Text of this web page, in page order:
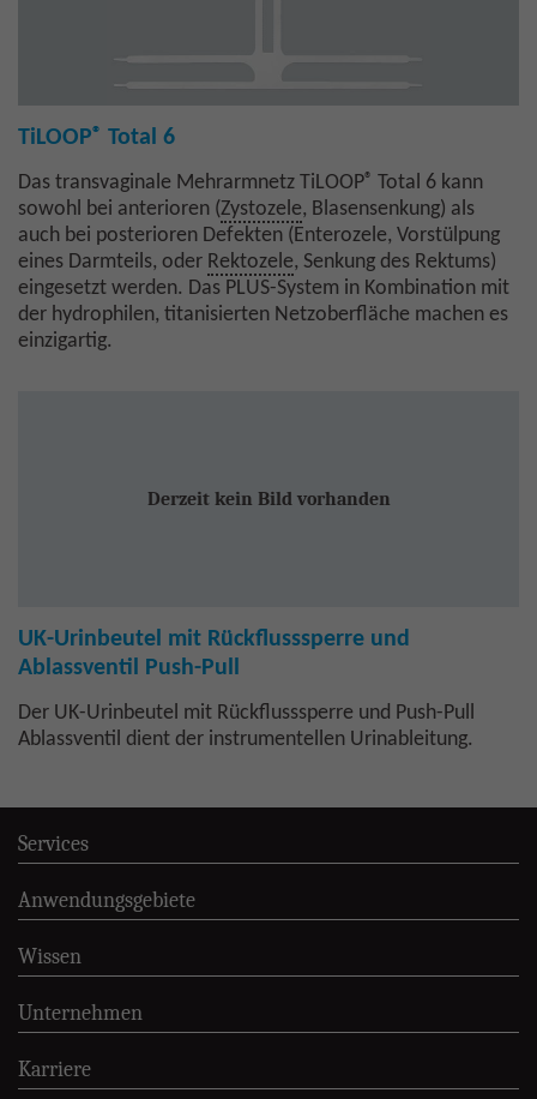
TiLOOP® Total 6
Das transvaginale Mehrarmnetz TiLOOP® Total 6 kann
sowohl bei anterioren (Zystozele, Blasensenkung) als
auch bei posterioren Defekten (Enterozele, Vorstülpung
eines Darmteils, oder Rektozele, Senkung des Rektums)
eingesetzt werden. Das PLUS-System in Kombination mit
der hydrophilen, titanisierten Netzoberfläche machen es
einzigartig.
Derzeit kein Bild vorhanden
UK-Urinbeutel mit Rückflusssperre und
Ablassventil Push-Pull
Der UK-Urinbeutel mit Rückflusssperre und Push-Pull
Ablassventil dient der instrumentellen Urinableitung.
Services
Anwendungsgebiete
Wissen
Unternehmen
Karriere